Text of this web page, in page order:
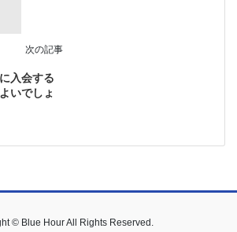
次の記事
入会する
いでしょ
© Blue Hour All Rights Reserved.